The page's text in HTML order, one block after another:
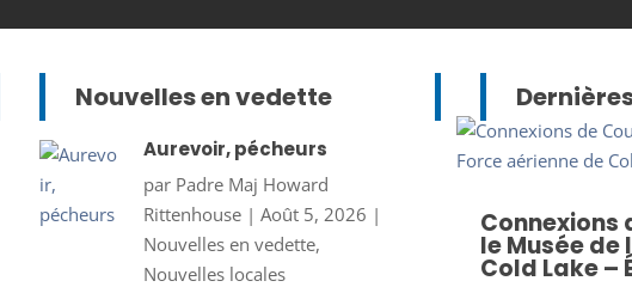
Nouvelles en vedette
Aurevoir, pécheurs
par Padre Maj Howard
Rittenhouse| Août 5, 2026 |
Nouvelles en vedette,
Nouvelles locales
Connexions
le Musée de
Cold Lake –